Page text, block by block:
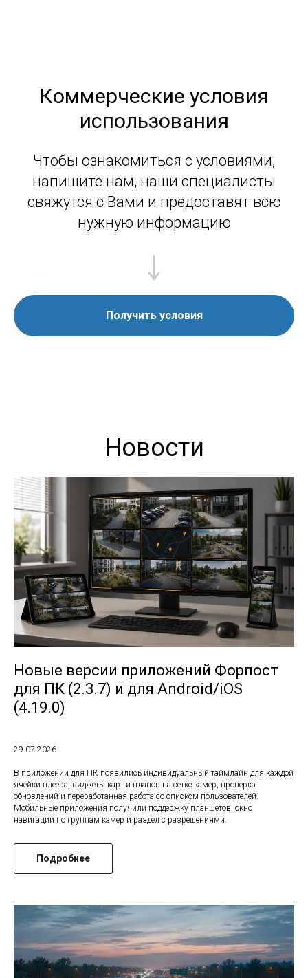
Коммерческие условия
использования
Чтобы ознакомиться с условиями,
напишите нам, наши специалисты
свяжутся с Вами и предоставят всю
нужную информацию
Получить условия
Новости
Новые версии приложений Форпост
для ПК (2.3.7) и для Android/iOS
(4.19.0)
29.07.2026
В приложении для ПК появились индивидуальный таймлайн для каждой
ячейки плеера, виджеты карт и планов на сетке камер, проверка
обновлений и переработанная работа со списком пользователей.
Мобильные приложения получили поддержку планшетов, окно
навигации по группам камер и раздел с разрешениями.
Подробнее